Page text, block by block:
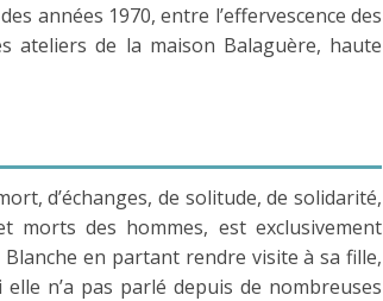
années 1970, entre l’effervescence des
ateliers de la maison Balaguère, haute
d’échanges, de solitude, de solidarité,
morts des hommes, est exclusivement
en partant rendre visite à sa fille,
n’a pas parlé depuis de nombreuses